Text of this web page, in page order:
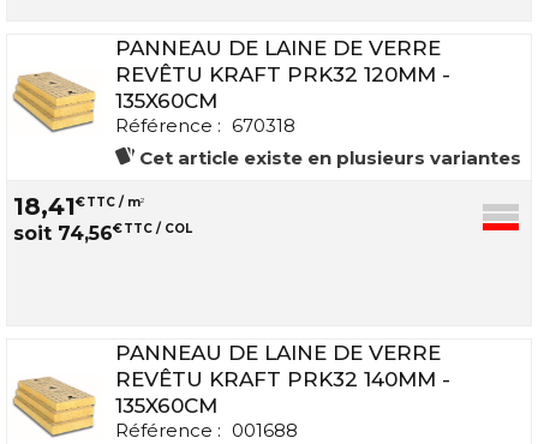
PANNEAU DE LAINE DE VERRE
REVÊTU KRAFT PRK32 120MM -
135X60CM
Référence : 670318
Cet article existe en plusieurs variantes
18,41€TTC / m2
soit 74,56€TTC / COL
PANNEAU DE LAINE DE VERRE
REVÊTU KRAFT PRK32 140MM -
135X60CM
Référence : 001688